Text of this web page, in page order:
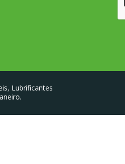
Lubrificantes